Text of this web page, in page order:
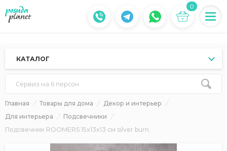
0
КАТАЛОГ
Сервиз на 6 персон
Главная Товары для дома
Декор и интерьер
Для интерьера
Подсвечники
Подсвечник ROOMERS 15x13x13 см silver burn